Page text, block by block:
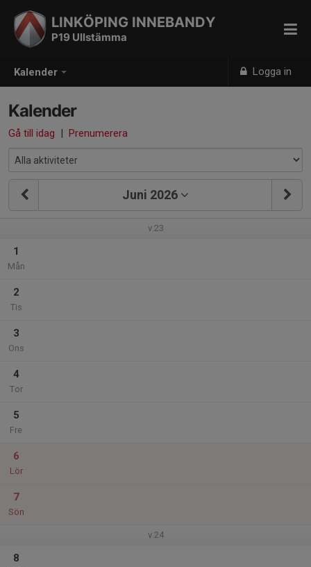
Kalender Logga in
LINKÖPING INNEBANDY
P19 Ullstämma
Kalender
Gå till idag | Prenumerera
Juni 2026
v.23
1
Mån
2
Tis
3
Ons
4
Tor
5
Fre
6
Lör
7
Sön
v.24
8